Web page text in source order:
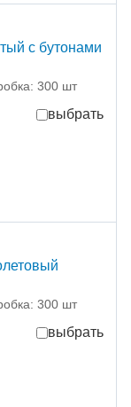
с бутонами
300 шт
выбрать
300 шт
выбрать